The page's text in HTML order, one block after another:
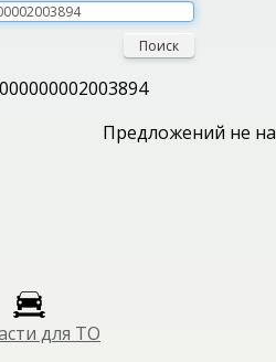
Поиск
Предложений не
для ТО